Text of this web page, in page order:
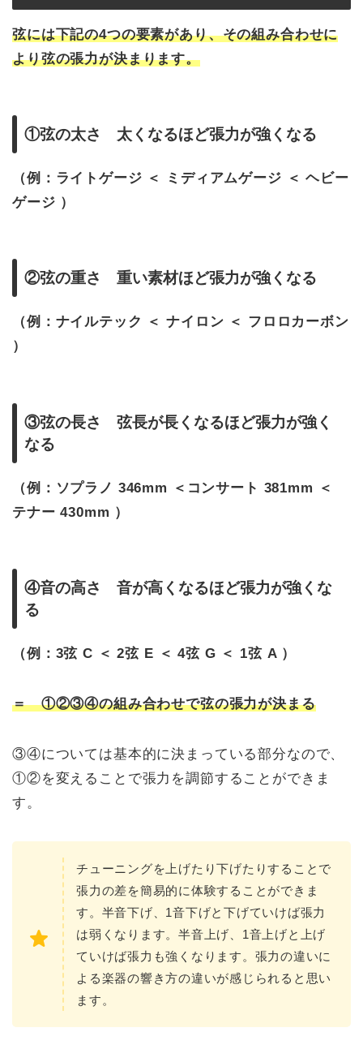
弦には下記の4つの要素があり、その組み合わせに
より弦の張力が決まります。
①弦の太さ 太くなるほど張力が強くなる
（例：ライトゲージ ＜ ミディアムゲージ ＜ ヘビー
ゲージ ）
②弦の重さ 重い素材ほど張力が強くなる
（例：ナイルテック ＜ ナイロン ＜ フロロカーボン
）
③弦の長さ 弦長が長くなるほど張力が強く
なる
（例：ソプラノ 346mm ＜コンサート 381mm ＜
テナー 430mm ）
④音の高さ 音が高くなるほど張力が強くな
る
（例：3弦 C ＜ 2弦 E ＜ 4弦 G ＜ 1弦 A ）
＝ ①②③④の組み合わせで弦の張力が決まる
③④については基本的に決まっている部分なので、
①②を変えることで張力を調節することができま
す。
チューニングを上げたり下げたりすることで
張力の差を簡易的に体験することができま
す。半音下げ、1音下げと下げていけば張力
は弱くなります。半音上げ、1音上げと上げ
ていけば張力も強くなります。張力の違いに
よる楽器の響き方の違いが感じられると思い
ます。